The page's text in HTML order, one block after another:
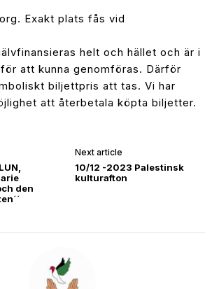
Exakt plats fås vid
helt och hället och är i
att kunna genomföras. Därför
biljettpris att tas. Vi har
att återbetala köpta biljetter.
den
Next article
10/12 -2023 Palestinsk
kulturafton